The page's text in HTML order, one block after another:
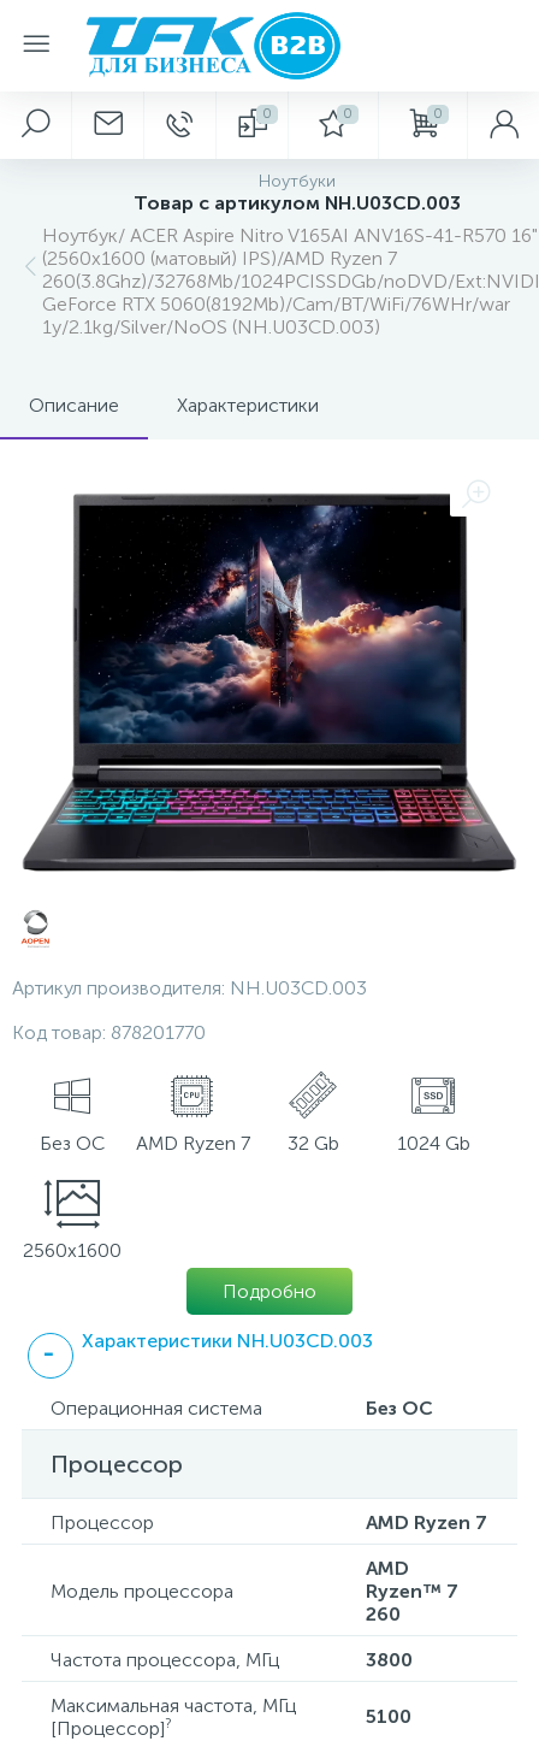
0 0 0
Ноутбуки
Товар с артикулом NH.U03CD.003
Ноутбук/ ACER Aspire Nitro V165AI ANV16S-41-R570 16"
(2560x1600 (матовый) IPS)/AMD Ryzen 7
260(3.8Ghz)/32768Mb/1024PCISSDGb/noDVD/
GeForce RTX 5060(8192Mb)/Cam/BT/WiFi/76WHr/war
1y/2.1kg/Silver/NoOS (NH.U03CD.003)
Описание Характеристики
Артикул производителя: NH.U03CD.003
Код товар: 878201770
Без ОС AMD Ryzen 7 32 Gb 1024 Gb
2560x1600
Подробно
Характеристики NH.U03CD.003
Операционная система Без ОС
Процессор
Процессор AMD Ryzen 7
Модель процессора
AMD
Ryzen™ 7
260
Частота процессора, МГц
3800
Максимальная частота, МГц
[Процессор]? 5100